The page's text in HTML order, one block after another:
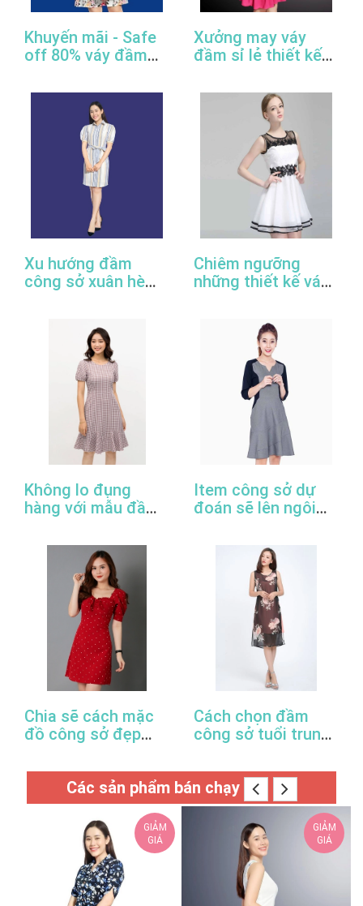
Khuyến mãi - Safe
off 80% váy đầm
đẹp
Xưởng may váy
đầm sỉ lẻ thiết kế
cấp, uy tín
Xu hướng đầm
công sở xuân hè
Chiêm ngưỡng
những thiết kế váy
Không lo đụng
hàng với mẫu đầm
thanh lịch
Item công sở dự
đoán sẽ lên ngôi
Chia sẽ cách mặc
đồ công sở đẹp
này
Cách chọn đầm
công sở tuổi trung
Các sản phẩm bán chạy
GIẢM
GIÁ
GIẢM
GIÁ